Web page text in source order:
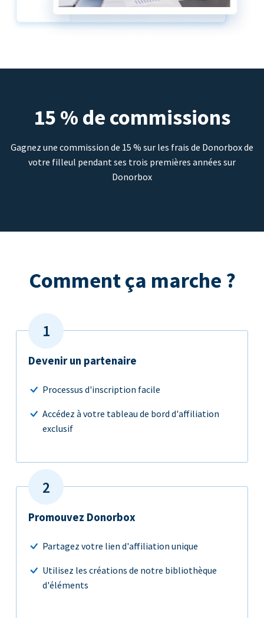
15 % de commissions
Gagnez une commission de 15 % sur les frais de Donorbox de
votre filleul pendant ses trois premières années sur
Donorbox
Comment ça marche ?
Devenir un partenaire
Processus d'inscription facile
Accédez à votre tableau de bord d'affiliation
exclusif
Promouvez Donorbox
Partagez votre lien d'affiliation unique
Utilisez les créations de notre bibliothèque
d'éléments